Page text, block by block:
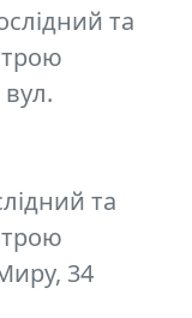
та
та
34